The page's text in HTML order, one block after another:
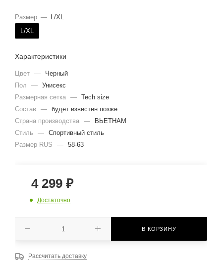
Размер — L/XL
L/XL
Характеристики
Цвет —
Черный
Пол
— Унисекс
Размерная сетка — Tech size
Состав
— будет известен позже
Страна производства —
ВЬЕТНАМ
Стиль
— Спортивный стиль
Размер RUS
— 58-63
4 299 ₽
Достаточно
В КОРЗИНУ
Рассчитать доставку